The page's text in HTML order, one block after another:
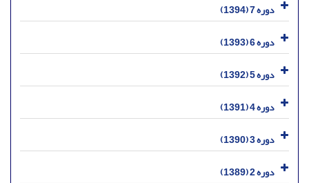
دوره 7 (1394)
دوره 6 (1393)
دوره 5 (1392)
دوره 4 (1391)
دوره 3 (1390)
دوره 2 (1389)